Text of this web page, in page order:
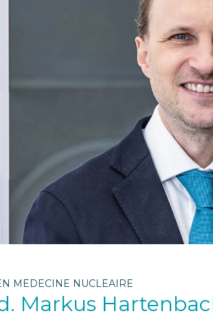
MÉDECINE NUCLÉAIRE
Markus